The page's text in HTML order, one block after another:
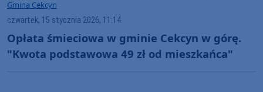
Gmina Cekcyn
czwartek, 15 stycznia 2026, 11:14
Opłata śmieciowa w gminie Cekcyn w górę.
"Kwota podstawowa 49 zł od mieszkańca"